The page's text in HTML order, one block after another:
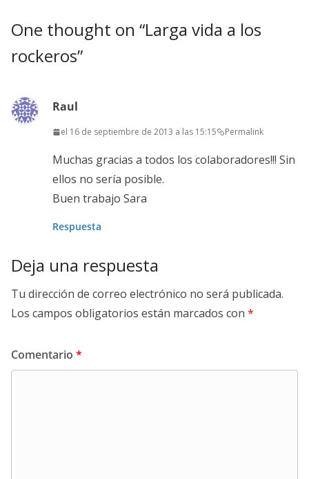
One thought on “Larga vida a los
rockeros”
Raul
el 16 de septiembre de 2013 a las 15:15 Permalink
Muchas gracias a todos los colaboradores!!! Sin
ellos no sería posible.
Buen trabajo Sara
Respuesta
Deja una respuesta
Tu dirección de correo electrónico no será publicada.
Los campos obligatorios están marcados con *
Comentario *